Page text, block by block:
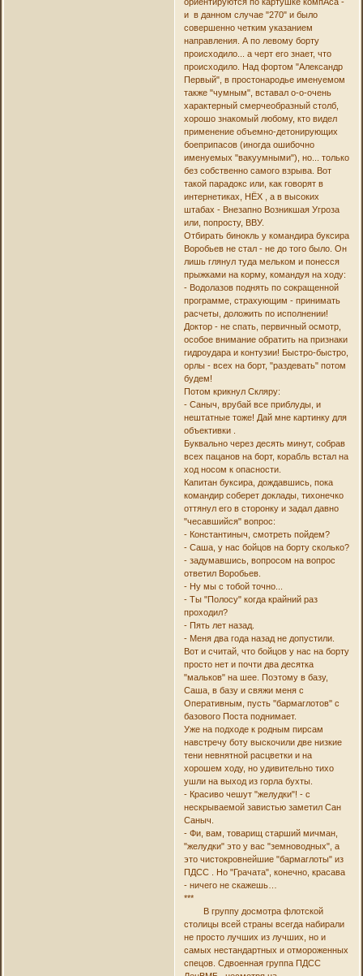
и в данном случае "270" и было
совершенно четким указанием
направления. А по левому борту
происходило... а черт его знает, что
происходило. Над фортом "Александр
Первый", в простонародье именуемом
также "чумным", вставал о-о-очень
характерный смерчеобразный столб,
хорошо знакомый любому, кто видел
применение объемно-детонирующих
боеприпасов (иногда ошибочно
именуемых "вакуумными"), но... только
без собственно самого взрыва. Вот
такой парадокс или, как говорят в
интернетиках, НЁХ , а в высоких
штабах - Внезапно Возникшая Угроза
или, попросту, ВВУ.
Отбирать бинокль у командира буксира
Воробьев не стал - не до того было. Он
лишь глянул туда мельком и понесся
прыжками на корму, командуя на ходу:
- Водолазов поднять по сокращенной
программе, страхующим - принимать
расчеты, доложить по исполнении!
Доктор - не спать, первичный осмотр,
особое внимание обратить на признаки
гидроудара и контузии! Быстро-быстро,
орлы - всех на борт, "раздевать" потом
будем!
Потом крикнул Скляру:
- Саныч, врубай все приблуды, и
нештатные тоже! Дай мне картинку для
объективки .
Буквально через десять минут, собрав
всех пацанов на борт, корабль встал на
ход носом к опасности.
Капитан буксира, дождавшись, пока
командир соберет доклады, тихонечко
оттянул его в сторонку и задал давно
"чесавшийся" вопрос:
- Константиныч, смотреть пойдем?
- Саша, у нас бойцов на борту сколько?
- задумавшись, вопросом на вопрос
ответил Воробьев.
- Ну мы с тобой точно...
- Ты "Полосу" когда крайний раз
проходил?
- Пять лет назад.
- Меня два года назад не допустили.
Вот и считай, что бойцов у нас на борту
просто нет и почти два десятка
"мальков" на шее. Поэтому в базу,
Саша, в базу и свяжи меня с
Оперативным, пусть ''бармаглотов'' с
базового Поста поднимает.
Уже на подходе к родным пирсам
навстречу боту выскочили две низкие
тени невнятной расцветки и на
хорошем ходу, но удивительно тихо
ушли на выход из горла бухты.
- Красиво чешут "желудки"! - с
нескрываемой завистью заметил Сан
Саныч.
- Фи, вам, товарищ старший мичман,
"желудки" это у вас "земноводных", а
это чистокровнейшие "бармаглоты" из
ПДСС . Но "Грачата", конечно, красава
- ничего не скажешь…
***
В группу досмотра флотской
столицы всей страны всегда набирали
не просто лучших из лучших, но и
самых нестандартных и отмороженных
спецов. Сдвоенная группа ПДСС